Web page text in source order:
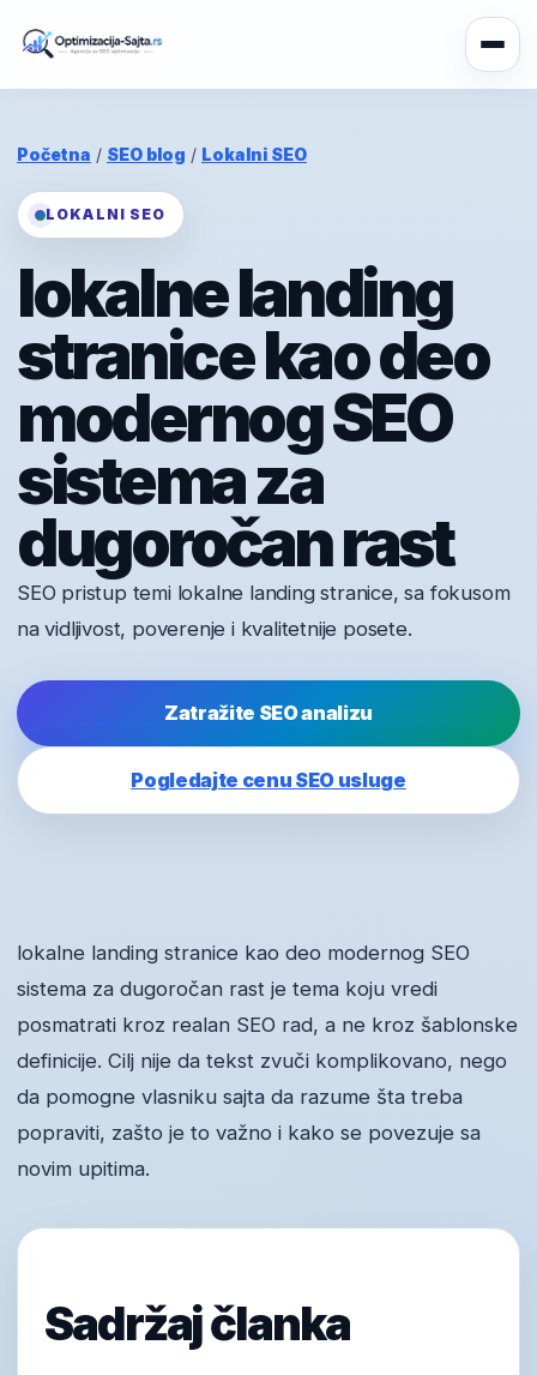
Početna / SEO blog / Lokalni SEO
LOKALNI SEO
lokalne landing
stranice kao deo
modernog SEO
sistema za
dugoročan rast
SEO pristup temi lokalne landing stranice, sa fokusom
na vidljivost, poverenje i kvalitetnije posete.
Zatražite SEO analizu
Pogledajte cenu SEO usluge
lokalne landing stranice kao deo modernog SEO
sistema za dugoročan rast je tema koju vredi
posmatrati kroz realan SEO rad, a ne kroz šablonske
definicije. Cilj nije da tekst zvuči komplikovano, nego
da pomogne vlasniku sajta da razume šta treba
popraviti, zašto je to važno i kako se povezuje sa
novim upitima.
Sadržaj članka